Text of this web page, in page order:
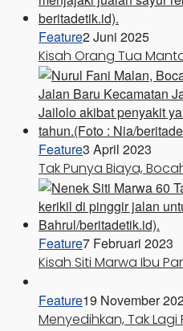
Feature2 Juni 2025
Kisah Orang Tua
Feature3 April 2023
Tak Punya Biaya,
Feature7 Februari 2023
Kisah Siti Marwa Ibu
Feature19 November
Menyedihkan, Tak